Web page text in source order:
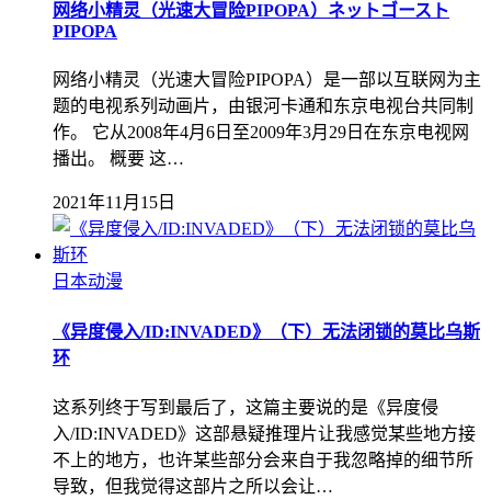
网络小精灵（光速大冒险PIPOPA）ネットゴースト
PIPOPA
网络小精灵（光速大冒险PIPOPA）是一部以互联网为主
题的电视系列动画片，由银河卡通和东京电视台共同制
作。 它从2008年4月6日至2009年3月29日在东京电视网
播出。 概要 这…
2021年11月15日
日本动漫
《异度侵入/ID:INVADED》（下）无法闭锁的莫比乌斯
环
这系列终于写到最后了，这篇主要说的是《异度侵
入/ID:INVADED》这部悬疑推理片让我感觉某些地方接
不上的地方，也许某些部分会来自于我忽略掉的细节所
导致，但我觉得这部片之所以会让…